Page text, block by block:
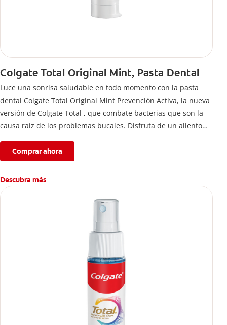
Colgate Total Original Mint, Pasta Dental
Luce una sonrisa saludable en todo momento con la pasta
dental Colgate Total Original Mint Prevención Activa, la nueva
versión de Colgate Total , que combate bacterias que son la
causa raíz de los problemas bucales. Disfruta de un aliento
fórmula con desempeño superior**** de la pasta de dientes
Colgate Total que te ofrece 24 horas** de protección
antibacterial.
****Vs crema dental regular con flúor sin ingrediente
**Con el cepillado 2 veces por día y uso continuo por 4
Comprar ahora
Descubra más